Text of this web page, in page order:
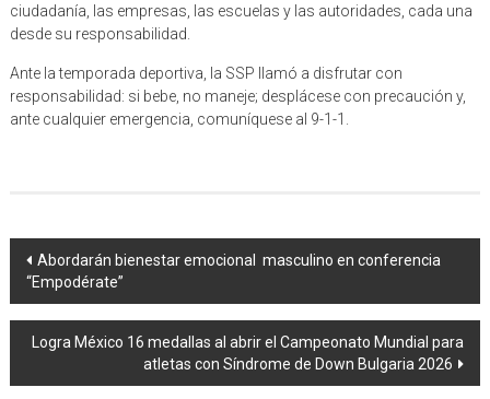
ciudadanía, las empresas, las escuelas y las autoridades, cada una
desde su responsabilidad.
Ante la temporada deportiva, la SSP llamó a disfrutar con
responsabilidad: si bebe, no maneje; desplácese con precaución y,
ante cualquier emergencia, comuníquese al 9-1-1.
Navegación
de
entrada
Abordarán bienestar emocional masculino en conferencia
“Empodérate”
Logra México 16 medallas al abrir el Campeonato Mundial para
atletas con Síndrome de Down Bulgaria 2026